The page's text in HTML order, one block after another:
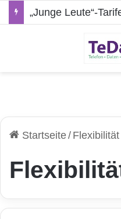
Startseite/ Flexibilität